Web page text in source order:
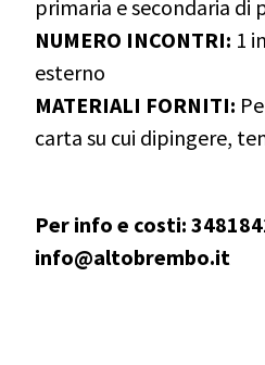
primaria e secondaria di
NUMERO INCONTRI: 1
esterno
MATERIALI FORNITI:
carta su cui dipingere,
Per info e costi:
info@altobrembo.it